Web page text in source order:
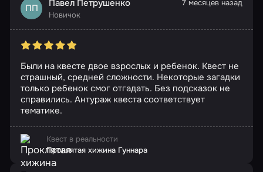
ПП Павел Петрушенко
Новичок
7 месяцев назад
Были на квесте двое взрослых и ребенок. Квест не
страшный, средней сложности. Некоторые загадки
только ребенок смог отгадать. Без подсказок не
справились. Антураж квеста соответствует
тематике.
Квест в реальности
Проклятая хижина Гуннара